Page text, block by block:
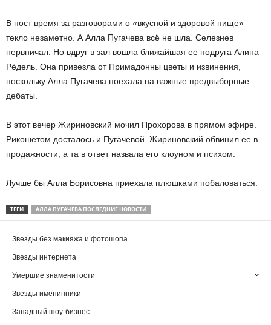
В пост время за разговорами о «вкусной и здоровой пище»
текло незаметно. А Алла Пугачева всё не шла. Селезнев
нервничал. Но вдруг в зал вошла ближайшая ее подруга Алина
Рёдель. Она привезла от Примадонны цветы и извинения,
поскольку Алла Пугачева поехала на важные предвыборные
дебаты.
В этот вечер Жириновский мочил Прохорова в прямом эфире.
Рикошетом досталось и Пугачевой. Жириновский обвинил ее в
продажности, а та в ответ назвала его клоуном и психом.
Лучше бы Алла Борисовна приехала плюшками побаловаться.
ТЕГИ АЛЛА ПУГАЧЕВА ПОСЛЕДНИЕ НОВОСТИ
Звезды без макияжа и фотошопа
Звезды интернета
Умершие знаменитости
Звезды именинники
Западный шоу-бизнес